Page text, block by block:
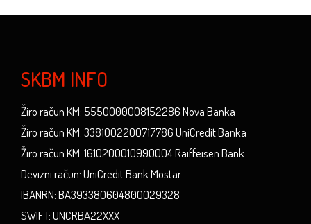
SKBM INFO
Žiro račun KM: 5550000008152286 Nova Banka
Žiro račun KM: 3381002200717786 UniCredit Banka
Žiro račun KM: 1610200010990004 Raiffeisen Bank
Devizni račun: UniCredit Bank Mostar
IBANRN: BA393380604800029328
SWIFT: UNCRBA22XXX